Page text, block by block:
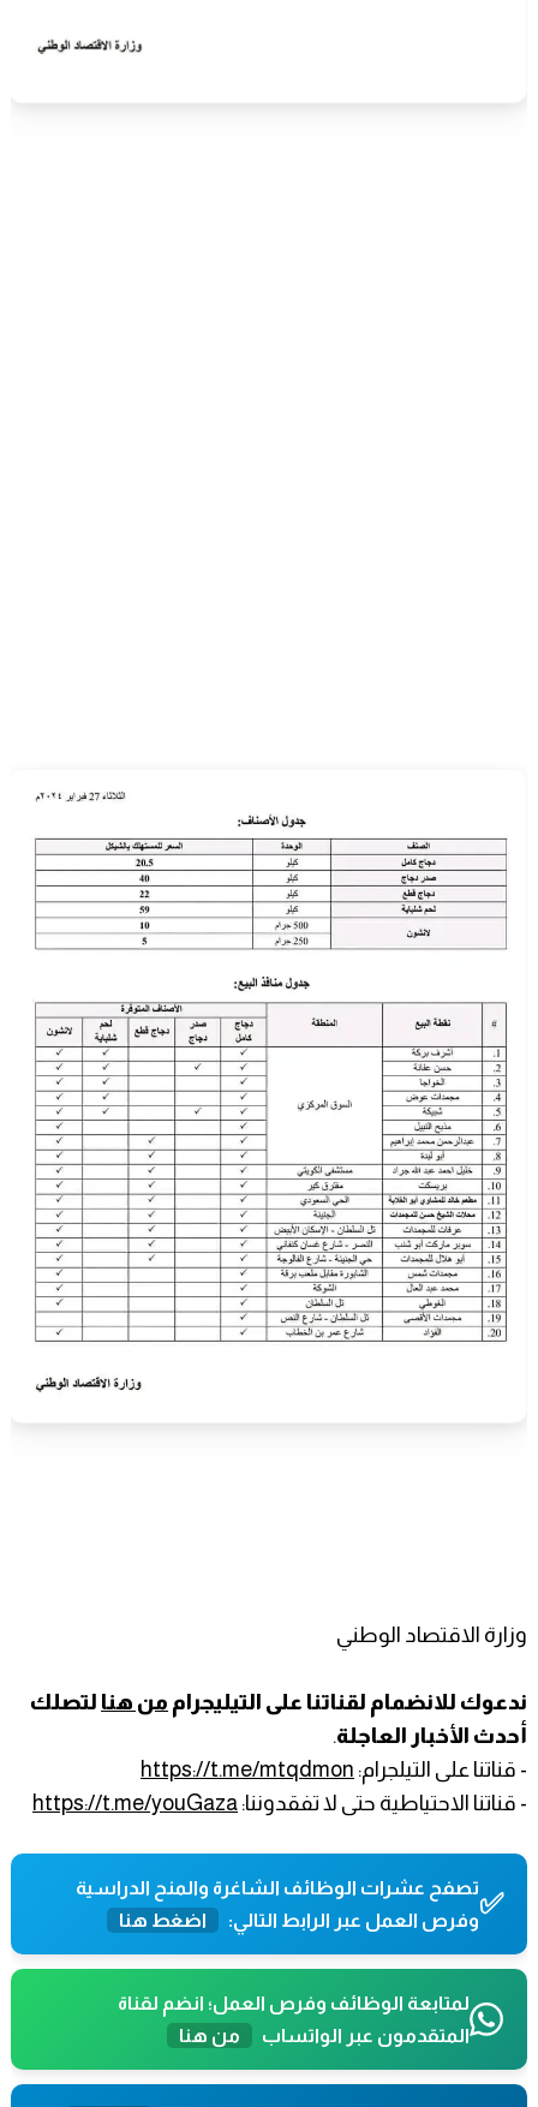
وزارة الاقتصاد الوطني
ندعوك للانضمام لقناتنا على التيليجرام من هنا لتصلك
أحدث الأخبار العاجلة.
- قناتنا على التيلجرام: https://t.me/mtqdmon
- قناتنا الاحتياطية حتى لا تفقدوننا: https://t.me/youGaza
✅تصفح عشرات الوظائف الشاغرة والمنح الدراسية
وفرص العمل عبر الرابط التالي:
اضغط هنا
لمتابعة الوظائف وفرص العمل؛ انضم لقناة
المتقدمون عبر الواتساب
من هنا